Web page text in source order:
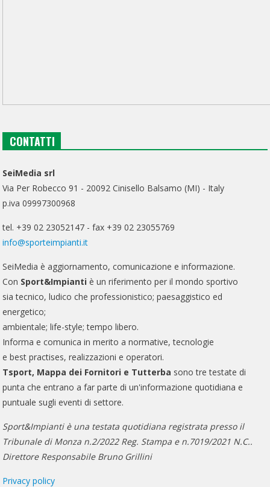
CONTATTI
SeiMedia srl
Via Per Robecco 91 - 20092 Cinisello Balsamo (MI) - Italy
p.iva 09997300968
tel. +39 02 23052147 - fax +39 02 23055769
info@sporteimpianti.it
SeiMedia è aggiornamento, comunicazione e informazione.
Con Sport&Impianti è un riferimento per il mondo sportivo
sia tecnico, ludico che professionistico; paesaggistico ed
energetico;
ambientale; life-style; tempo libero.
Informa e comunica in merito a normative, tecnologie
e best practises, realizzazioni e operatori.
Tsport, Mappa dei Fornitori e Tutterba sono tre testate di
punta che entrano a far parte di un'informazione quotidiana e
puntuale sugli eventi di settore.
Sport&Impianti è una testata quotidiana registrata presso il
Tribunale di Monza n.2/2022 Reg. Stampa e n.7019/2021 N.C..
Direttore Responsabile Bruno Grillini
Privacy policy